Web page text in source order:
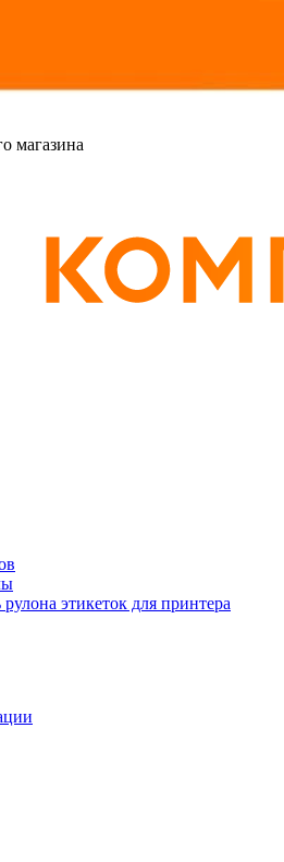
магазина
этикеток для принтера